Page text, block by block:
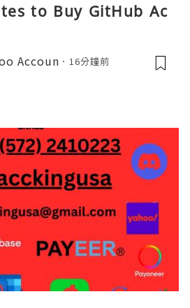
to Buy GitHub Ac
Accoun 16分鐘前